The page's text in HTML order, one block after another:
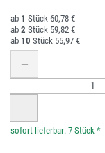
1
60,78 €
2
59,82 €
10
55,97 €
*